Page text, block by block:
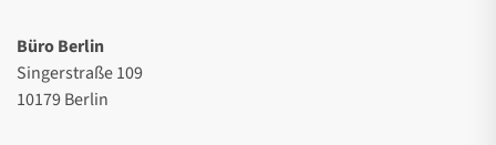
Büro Berlin
Singerstraße 109
10179 Berlin